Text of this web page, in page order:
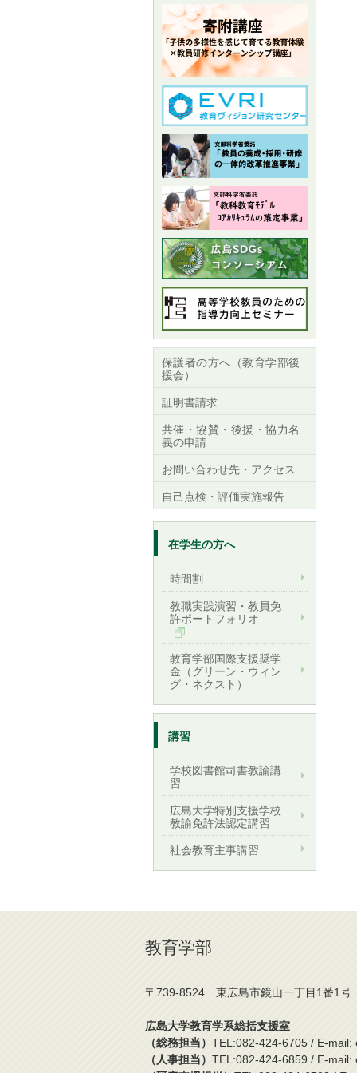
保護者の方へ（教育学部後
援会）
証明書請求
共催・協賛・後援・協力名
義の申請
お問い合わせ先・アクセス
自己点検・評価実施報告
在学生の方へ
時間割
教職実践演習・教員免
許ポートフォリオ
教育学部国際支援奨学
金（グリーン・ウィン
グ・ネクスト）
講習
学校図書館司書教諭講
習
広島大学特別支援学校
教諭免許法認定講習
社会教育主事講習
教育学部
〒739-8524 東広島市鏡山一丁目1番1号
広島大学教育学系総括支援室
（総務担当） TEL:082-424-6705 / E-
（人事担当） TEL:082-424-6859 / E-